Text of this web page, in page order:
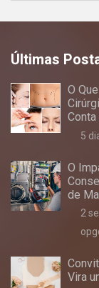
Últimas
O
5
O
de
2
Vira